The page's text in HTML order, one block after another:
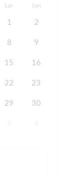
Lør Søn
1 2
8 9
15 16
22 23
29 30